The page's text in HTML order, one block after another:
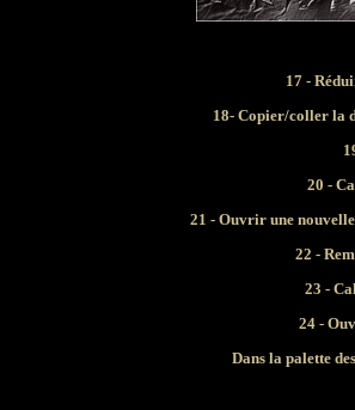
17 -
18- Copier/coller la
20 -
21 - Ouvrir une
22 -
23 -
24 -
Dans la palette